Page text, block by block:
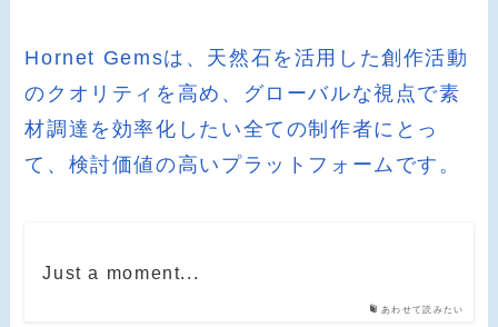
Hornet Gemsは、天然石を活用した創作活動
のクオリティを高め、グローバルな視点で素
材調達を効率化したい全ての制作者にとっ
て、検討価値の高いプラットフォームです。
あわせて読みたい
Just a moment...